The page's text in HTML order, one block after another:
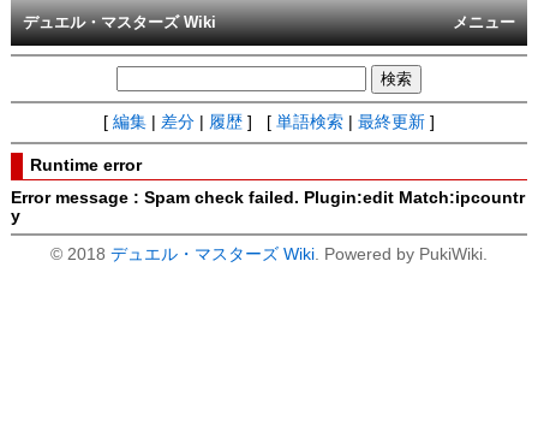
メニュー
デュエル・マスターズ Wiki
[ 編集 差分 履歴 ] [ 単語検索 最終更新 ]
Runtime error
Error message : Spam check failed. Plugin:edit Match:ipcountr
y
© 2018 デュエル・マスターズ Wiki . Powered by PukiWiki.